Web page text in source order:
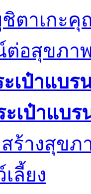
ชิตาเกะ
ต่อสุขภา
เป๋าแบ
เป๋าแบ
ร้างสุข
ลี้ยง